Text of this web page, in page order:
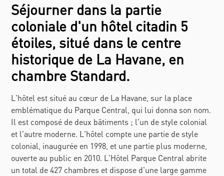
Séjourner dans la partie
coloniale d'un hôtel citadin 5
étoiles, situé dans le centre
historique de La Havane, en
chambre Standard.
L'hôtel est situé au cœur de La Havane, sur la place
emblématique du Parque Central, qui lui donna son nom.
Il est composé de deux bâtiments ; l'un de style colonial
et l'autre moderne. L'hôtel compte une partie de style
colonial, inaugurée en 1998, et une partie plus moderne,
ouverte au public en 2010. L'Hôtel Parque Central abrite
un total de 427 chambres et dispose d'une large gamme